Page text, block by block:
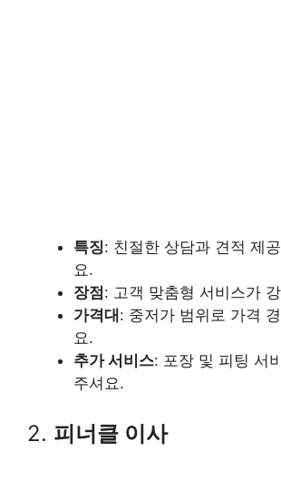
특징: 친절한 상담과 견적 제
요.
장점: 고객 맞춤형 서비스가
가격대: 중저가 범위로 가격
요.
추가 서비스: 포장 및 피팅 서
주셔요.
2. 피너클 이사